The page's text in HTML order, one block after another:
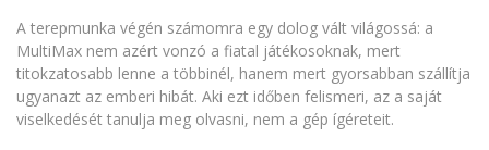
A terepmunka végén számomra egy dolog vált világossá: a
MultiMax nem azért vonzó a fiatal játékosoknak, mert
titokzatosabb lenne a többinél, hanem mert gyorsabban szállítja
ugyanazt az emberi hibát. Aki ezt időben felismeri, az a saját
viselkedését tanulja meg olvasni, nem a gép ígéreteit.